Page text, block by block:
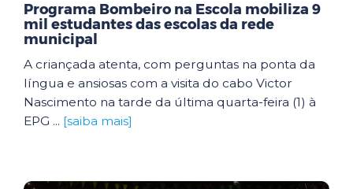
Programa Bombeiro na Escola mobiliza 9
mil estudantes das escolas da rede
municipal
A criançada atenta, com perguntas na ponta da
língua e ansiosas com a visita do cabo Victor
Nascimento na tarde da última quarta-feira (1) à
EPG ... [saiba mais]